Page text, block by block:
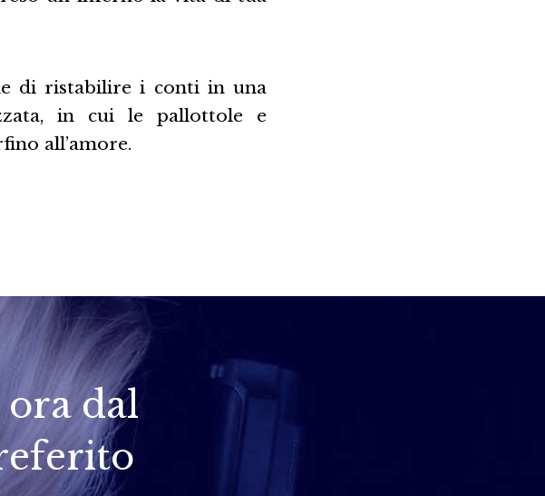
di ristabilire i conti in una
in cui le pallottole e
all’amore.
dal